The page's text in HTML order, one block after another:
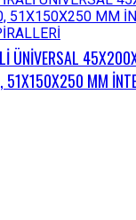
ÜNİVERSAL
MM